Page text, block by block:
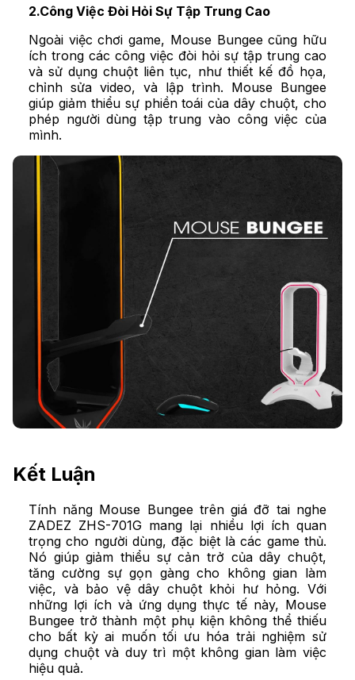
2.Công Việc Đòi Hỏi Sự Tập Trung Cao
Ngoài việc chơi game, Mouse Bungee cũng hữu
ích trong các công việc đòi hỏi sự tập trung cao
và sử dụng chuột liên tục, như thiết kế đồ họa,
chỉnh sửa video, và lập trình. Mouse Bungee
giúp giảm thiểu sự phiền toái của dây chuột, cho
phép người dùng tập trung vào công việc của
mình.
Kết Luận
Tính năng Mouse Bungee trên giá đỡ tai nghe
ZADEZ ZHS-701G mang lại nhiều lợi ích quan
trọng cho người dùng, đặc biệt là các game thủ.
Nó giúp giảm thiểu sự cản trở của dây chuột,
tăng cường sự gọn gàng cho không gian làm
việc, và bảo vệ dây chuột khỏi hư hỏng. Với
những lợi ích và ứng dụng thực tế này, Mouse
Bungee trở thành một phụ kiện không thể thiếu
cho bất kỳ ai muốn tối ưu hóa trải nghiệm sử
dụng chuột và duy trì một không gian làm việc
hiệu quả.